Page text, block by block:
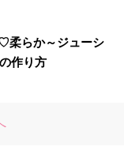
柔らか～ジューシ
作り方